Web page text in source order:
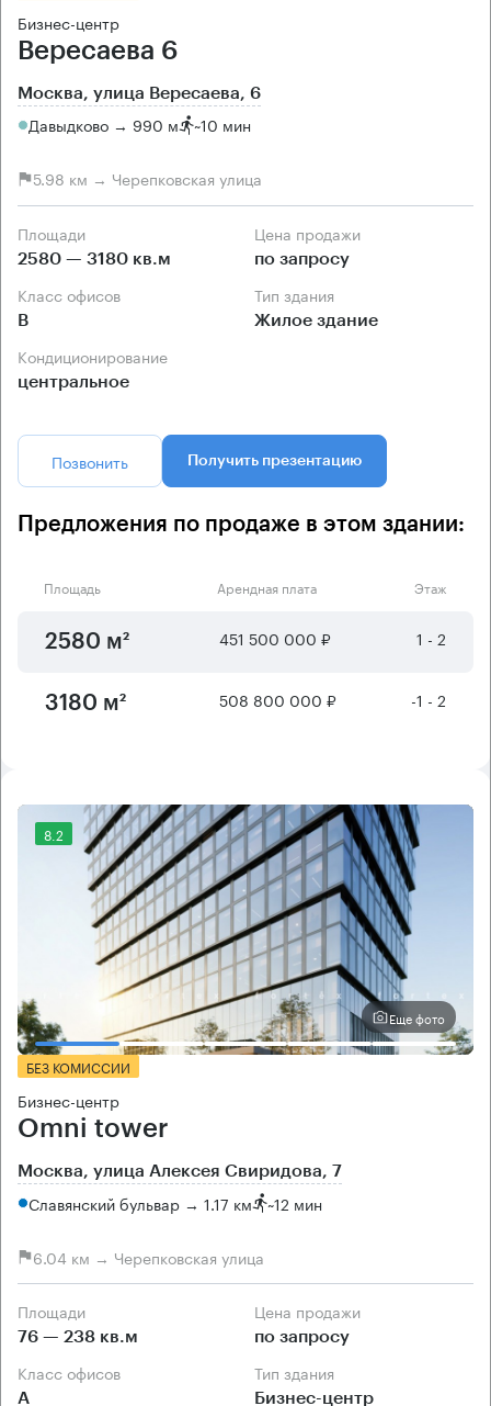
Бизнес-центр
Вересаева 6
Москва, улица Вересаева, 6
Давыдково → 990 м ~10 мин
5.98 км → Черепковская улица
Площади
2580 — 3180 кв.м
Цена продажи
по запросу
Класс офисов
B
Тип здания
Жилое здание
Кондиционирование
центральное
Позвонить Получить презентацию
Предложения по продаже в этом здании:
Площадь Арендная плата Этаж
2580 м² 451 500 000 ₽ 1 - 2
3180 м² 508 800 000 ₽ -1 - 2
8.2
Еще фото
БЕЗ КОМИССИИ
Бизнес-центр
Omni tower
Москва, улица Алексея Свиридова, 7
Славянский бульвар → 1.17 км ~12 мин
6.04 км → Черепковская улица
Площади
76 — 238 кв.м
Цена продажи
по запросу
Класс офисов
А
Тип здания
Бизнес-центр